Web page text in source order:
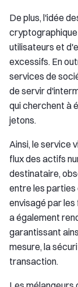
De plus, l'idée
utilisateurs et
excessifs. En
services de
de servir
qui cherchent à
jetons.
Ainsi, le service
flux des actifs
destinataire,
entre les parties
envisagé par
a également
garantissant
mesure, la
transaction.